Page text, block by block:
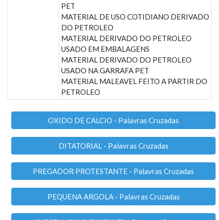
PET
MATERIAL DE USO COTIDIANO DERIVADO
DO PETROLEO
MATERIAL DERIVADO DO PETROLEO
USADO EM EMBALAGENS
MATERIAL DERIVADO DO PETROLEO
USADO NA GARRAFA PET
MATERIAL MALEAVEL FEITO A PARTIR DO
PETROLEO
OXIDO DE CALCIO - Palavras Cruzadas
DITATORIAL - Palavras Cruzadas
PREGADOR PROTESTANTE - Palavras Cruzadas
PEQUENA ARGOLA - Palavras Cruzadas